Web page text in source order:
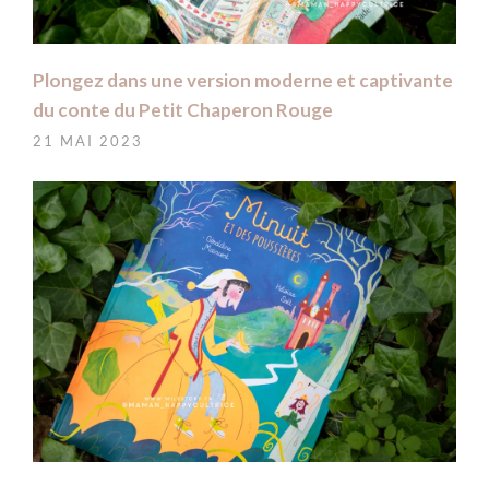
Plongez dans une version moderne et captivante
du conte du Petit Chaperon Rouge
21 MAI 2023